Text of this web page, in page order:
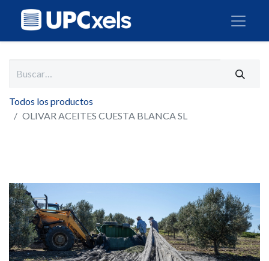
Todos los productos
OLIVAR ACEITES CUESTA BLANCA SL